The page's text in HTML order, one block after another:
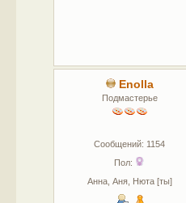
Enolla
Подмастерье
Сообщений: 1154
Пол:
Анна, Аня, Нюта [ты]